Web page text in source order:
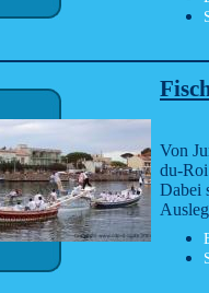
Von
du-Roi
Dabei